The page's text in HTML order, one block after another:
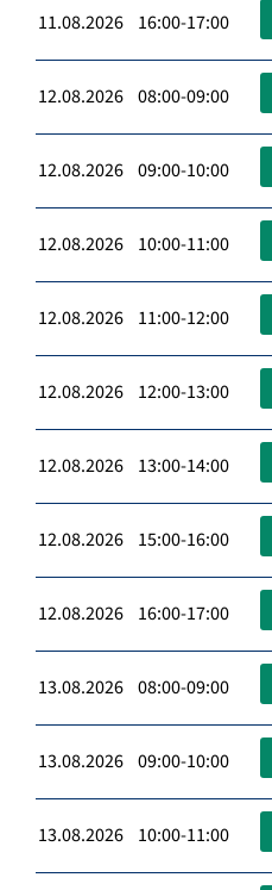
11.08.2026 16:00-17:00
12.08.2026 08:00-09:00
12.08.2026 09:00-10:00
12.08.2026 10:00-11:00
12.08.2026 11:00-12:00
12.08.2026 12:00-13:00
12.08.2026 13:00-14:00
12.08.2026 15:00-16:00
12.08.2026 16:00-17:00
13.08.2026 08:00-09:00
13.08.2026 09:00-10:00
13.08.2026 10:00-11:00